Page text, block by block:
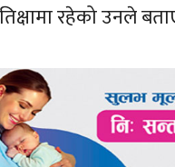
रहेको उनले